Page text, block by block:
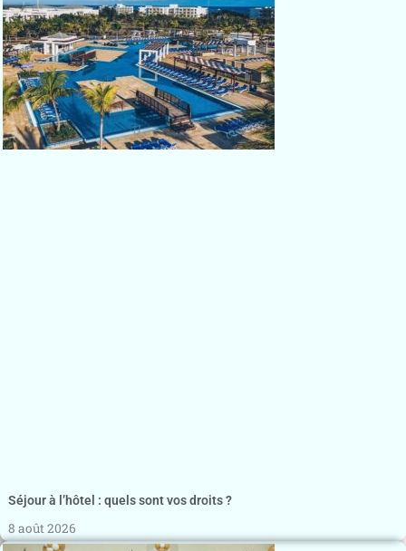
Séjour à l’hôtel : quels sont vos droits ?
8 août 2026